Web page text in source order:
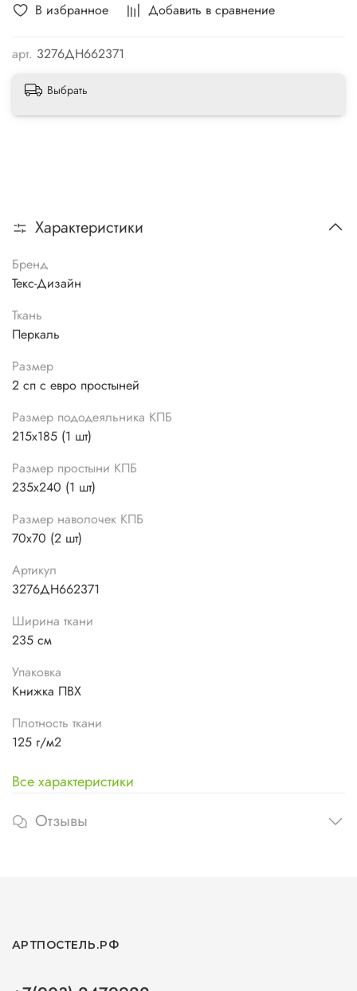
В избранное Добавить в сравнение
арт. 3276ДН662371
Выбрать
Характеристики
Бренд
Текс-Дизайн
Ткань
Перкаль
Размер
2 сп с евро простыней
Размер пододеяльника КПБ
215х185 (1 шт)
Размер простыни КПБ
235х240 (1 шт)
Размер наволочек КПБ
70х70 (2 шт)
Артикул
3276ДН662371
Ширина ткани
235 см
Упаковка
Книжка ПВХ
Плотность ткани
125 г/м2
Все характеристики
Отзывы
АРТПОСТЕЛЬ.РФ